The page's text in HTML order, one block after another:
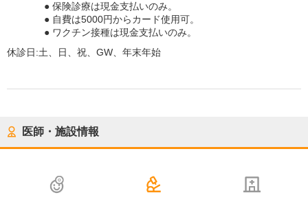
● 保険診療は現金支払いのみ。
● 自費は5000円からカード使用可。
● ワクチン接種は現金支払いのみ。
休診日:土、日、祝、GW、年末年始
医師・施設情報